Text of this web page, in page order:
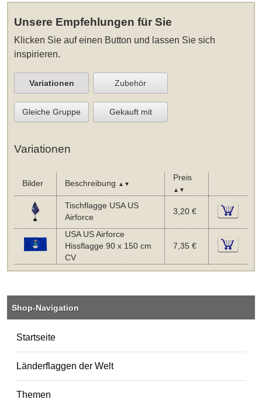
Unsere Empfehlungen für Sie
Klicken Sie auf einen Button und lassen Sie sich
inspirieren.
Variationen Zubehör
Gleiche Gruppe Gekauft mit
Variationen
Bilder Beschreibung ▲▼
Preis
▲▼
Tischflagge USA US
Airforce
3,20 €
USA US Airforce
Hissflagge 90 x 150 cm
CV
7,35 €
Shop-Navigation
Startseite
Länderflaggen der Welt
Themen